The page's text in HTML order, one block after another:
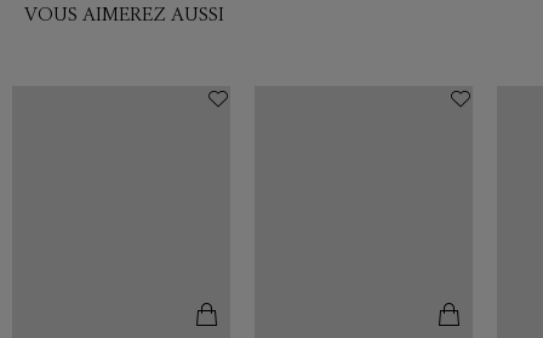
VOUS AIMEREZ AUSSI